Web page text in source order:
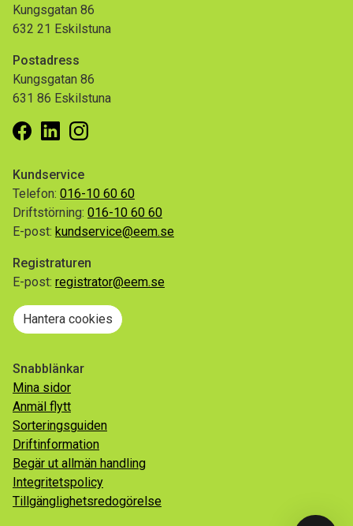
Kungsgatan 86
632 21 Eskilstuna
Postadress
Kungsgatan 86
631 86 Eskilstuna
Facebook
LinkedinInstagram
Kundservice
Telefon: 016-10 60 60
Driftstörning: 016-10 60 60
E-post: kundservice@eem.se
Registraturen
E-post: registrator@eem.se
Hantera cookies
Snabblänkar
Mina sidor
Anmäl flytt
Sorteringsguiden
Driftinformation
Begär ut allmän handling
Integritetspolicy
Tillgänglighetsredogörelse